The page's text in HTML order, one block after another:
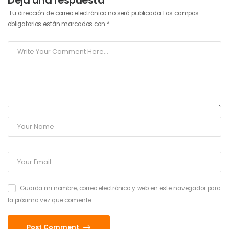
Tu dirección de correo electrónico no será publicada. Los campos
obligatorios están marcados con *
Guarda mi nombre, correo electrónico y web en este navegador para
la próxima vez que comente.